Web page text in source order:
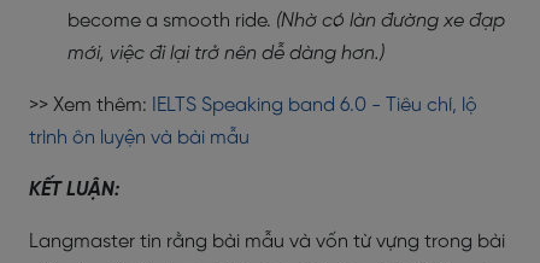
become a smooth ride. (Nhờ có làn đường xe đạp
mới, việc đi lại trở nên dễ dàng hơn.)
>> Xem thêm:
IELTS Speaking band 6.0 - Tiêu chí, lộ
trình ôn luyện và bài mẫu
KẾT LUẬN:
Langmaster tin rằng bài mẫu và vốn từ vựng trong bài